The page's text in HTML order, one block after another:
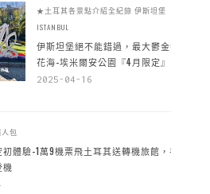
★土耳其各景點介紹全紀錄 伊斯坦堡
ISTANBUL
伊斯坦堡絕不能錯過，最大鬱金香
花海-埃米爾安公園『4月限定』
2025-04-16
包
體驗-1萬9機票飛土耳其送轉機旅館，手
機